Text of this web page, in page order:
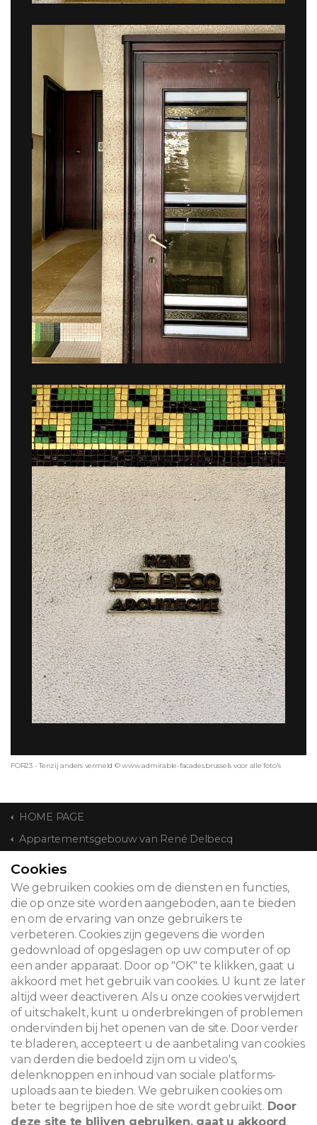
FOR23 - Tenzij anders vermeld © www.admirable-facades.brussels voor alle foto's
HOME PAGE
Appartementsgebouw van René Delbecq
CONTACT
© 2026
Juridische kennisgeving
Newsletter
Zoeken
Cookies
We gebruiken cookies om de diensten en functies,
die op onze site worden aangeboden, aan te bieden
en om de ervaring van onze gebruikers te
verbeteren. Cookies zijn gegevens die worden
gedownload of opgeslagen op uw computer of op
een ander apparaat. Door op "OK" te klikken, gaat u
akkoord met het gebruik van cookies. U kunt ze later
altijd weer deactiveren. Als u onze cookies verwijdert
of uitschakelt, kunt u onderbrekingen of problemen
ondervinden bij het openen van de site. Door verder
te bladeren, accepteert u de aanbetaling van cookies
van derden die bedoeld zijn om u video's,
delenknoppen en inhoud van sociale platforms-
uploads aan te bieden. We gebruiken cookies om
beter te begrijpen hoe de site wordt gebruikt. Door
deze site te blijven gebruiken, gaat u akkoord